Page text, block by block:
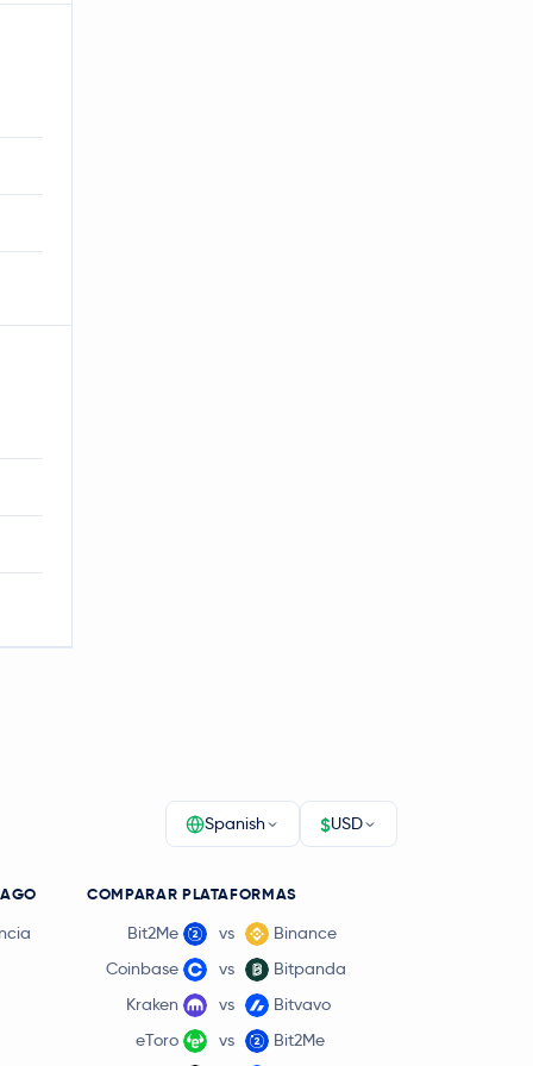
Spanish $USD
COMPARAR PLATAFORMAS
Bit2Me vs
Binance
Coinbase
vs
Bitpanda
Kraken
vs
Bitvavo
eToro
vs
Bit2Me